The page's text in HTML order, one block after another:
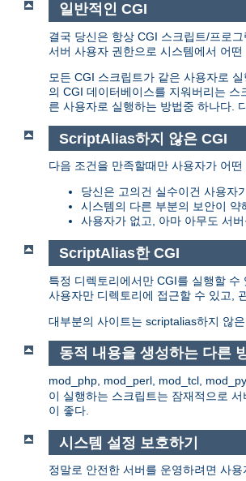
일반적인 CGI
결국 당신은 항상 CGI 스크립트/프로
서버 사용자 권한으로 시스템에서 어
모든 CGI 스크립트가 같은 사용자로
의 CGI 데이터베이스를 지워버리는
른 사용자로 실행하는 방법중 하나다.
ScriptAlias하지 않은 CGI
다음 조건을 만족할때만 사용자가 어
당신은 고의건 실수이건 사용자
시스템의 다른 부분의 보안이
사용자가 없고, 아마 아무도 서
ScriptAlias한 CGI
특정 디렉토리에서만 CGI를 실행할
사용자만 디렉토리에 접근할 수 있고,
대부분의 사이트는 scriptalias하지 않
동적 내용을 생성하는 다른
mod_php, mod_perl, mod_tcl,
이 실행하는 스크립트는 잠재적으로
이 좋다.
시스템 설정 보호하기
정말로 안전한 서버를 운영하려면 사용